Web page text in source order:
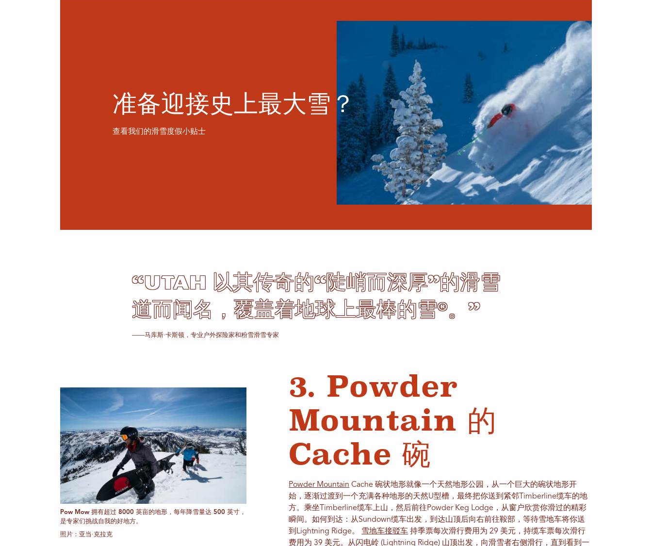
准备迎接史上最大雪？
查看我们的滑雪度假小贴士
“Utah 以其传奇的“陡峭而深厚”的滑雪
道而闻名，覆盖着地球上最棒的雪®。”
——马库斯·卡斯顿，专业户外探险家和粉雪滑雪专家
Pow Mow 拥有超过 8000 英亩的地形，每年降雪量达 500 英寸，
是专家们挑战自我的好地方。
照片：亚当·克拉克
3. Powder
Mountain 的
Cache 碗
Powder Mountain Cache 碗状地形就像一个天然地形公园，从一个巨大的碗状地形开
始，逐渐过渡到一个充满各种地形的天然U型槽，最终把你送到紧邻Timberline缆车的地
方。乘坐Timberline缆车上山，然后前往Powder Keg Lodge，从窗户欣赏你滑过的精彩
瞬间。如何到达：从Sundown缆车出发，到达山顶后向右前往鞍部，等待雪地车将你送
到Lightning Ridge。 雪地车接驳车 持季票每次滑行费用为 29 美元，持缆车票每次滑行
费用为 39 美元。从闪电岭 (Lightning Ridge) 山顶出发，向滑雪者右侧滑行，直到看到一